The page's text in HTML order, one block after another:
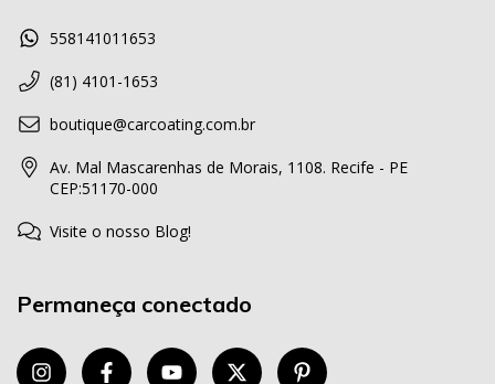
558141011653
(81) 4101-1653
boutique@carcoating.com.br
Av. Mal Mascarenhas de Morais, 1108. Recife - PE
CEP:51170-000
Visite o nosso Blog!
Permaneça conectado